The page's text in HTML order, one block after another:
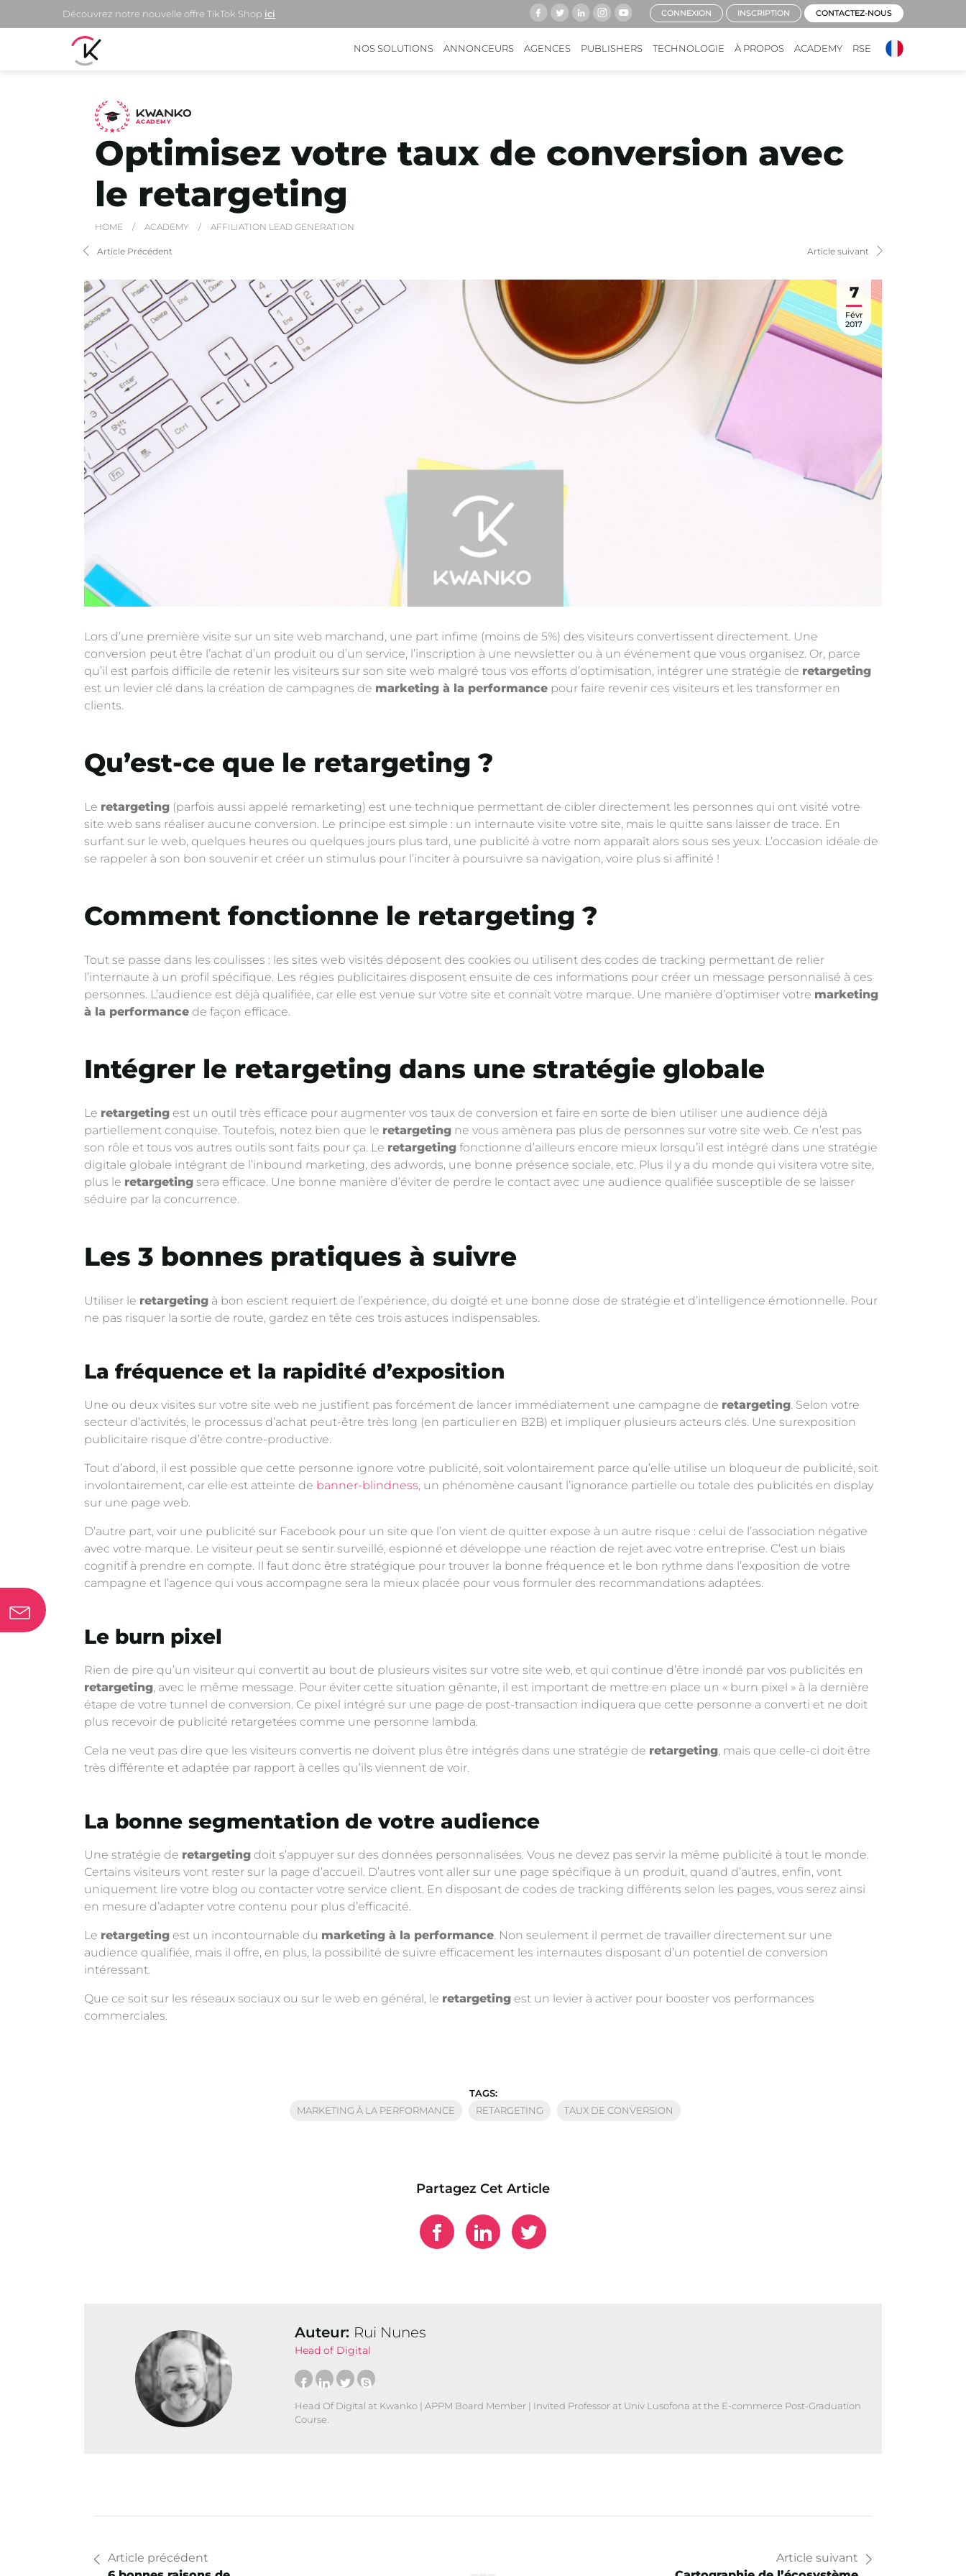
NOS SOLUTIONS ANNONCEURS AGENCES PUBLISHERS TECHNOLOGIE À PROPOS ACADEMY RSE
Découvrez notre nouvelle offre TikTok Shop ici CONNEXION INSCRIPTION CONTACTEZ-NOUS
ACADEMY
Optimisez votre taux de conversion avec
le retargeting
HOME / ACADEMY / AFFILIATION LEAD GENERATION
Article Précédent Article suivant
7
Févr
2017
Lors d’une première visite sur un site web marchand, une part infime (moins de 5%) des visiteurs convertissent directement. Une
conversion peut être l’achat d’un produit ou d’un service, l’inscription à une newsletter ou à un événement que vous organisez. Or, parce
qu’il est parfois difficile de retenir les visiteurs sur son site web malgré tous vos efforts d’optimisation, intégrer une stratégie de retargeting
est un levier clé dans la création de campagnes de marketing à la performance pour faire revenir ces visiteurs et les transformer en
clients.
Qu’est-ce que le retargeting ?
Le retargeting (parfois aussi appelé remarketing) est une technique permettant de cibler directement les personnes qui ont visité votre
site web sans réaliser aucune conversion. Le principe est simple : un internaute visite votre site, mais le quitte sans laisser de trace. En
surfant sur le web, quelques heures ou quelques jours plus tard, une publicité à votre nom apparaît alors sous ses yeux. L’occasion idéale de
se rappeler à son bon souvenir et créer un stimulus pour l’inciter à poursuivre sa navigation, voire plus si affinité !
Comment fonctionne le retargeting ?
Tout se passe dans les coulisses : les sites web visités déposent des cookies ou utilisent des codes de tracking permettant de relier
l’internaute à un profil spécifique. Les régies publicitaires disposent ensuite de ces informations pour créer un message personnalisé à ces
personnes. L’audience est déjà qualifiée, car elle est venue sur votre site et connaît votre marque. Une manière d’optimiser votre marketing
à la performance de façon efficace.
Intégrer le retargeting dans une stratégie globale
Le retargeting est un outil très efficace pour augmenter vos taux de conversion et faire en sorte de bien utiliser une audience déjà
partiellement conquise. Toutefois, notez bien que le retargeting ne vous amènera pas plus de personnes sur votre site web. Ce n’est pas
son rôle et tous vos autres outils sont faits pour ça. Le retargeting fonctionne d’ailleurs encore mieux lorsqu’il est intégré dans une stratégie
digitale globale intégrant de l’inbound marketing, des adwords, une bonne présence sociale, etc. Plus il y a du monde qui visitera votre site,
plus le retargeting sera efficace. Une bonne manière d’éviter de perdre le contact avec une audience qualifiée susceptible de se laisser
séduire par la concurrence.
Les 3 bonnes pratiques à suivre
Utiliser le retargeting à bon escient requiert de l’expérience, du doigté et une bonne dose de stratégie et d’intelligence émotionnelle. Pour
ne pas risquer la sortie de route, gardez en tête ces trois astuces indispensables.
La fréquence et la rapidité d’exposition
Une ou deux visites sur votre site web ne justifient pas forcément de lancer immédiatement une campagne de retargeting. Selon votre
secteur d’activités, le processus d’achat peut-être très long (en particulier en B2B) et impliquer plusieurs acteurs clés. Une surexposition
publicitaire risque d’être contre-productive.
Tout d’abord, il est possible que cette personne ignore votre publicité, soit volontairement parce qu’elle utilise un bloqueur de publicité, soit
involontairement, car elle est atteinte de banner-blindness, un phénomène causant l’ignorance partielle ou totale des publicités en display
sur une page web.
D’autre part, voir une publicité sur Facebook pour un site que l’on vient de quitter expose à un autre risque : celui de l’association négative
avec votre marque. Le visiteur peut se sentir surveillé, espionné et développe une réaction de rejet avec votre entreprise. C’est un biais
cognitif à prendre en compte. Il faut donc être stratégique pour trouver la bonne fréquence et le bon rythme dans l’exposition de votre
campagne et l’agence qui vous accompagne sera la mieux placée pour vous formuler des recommandations adaptées.
Le burn pixel
Rien de pire qu’un visiteur qui convertit au bout de plusieurs visites sur votre site web, et qui continue d’être inondé par vos publicités en
retargeting, avec le même message. Pour éviter cette situation gênante, il est important de mettre en place un « burn pixel » à la dernière
étape de votre tunnel de conversion. Ce pixel intégré sur une page de post-transaction indiquera que cette personne a converti et ne doit
plus recevoir de publicité retargetées comme une personne lambda.
Cela ne veut pas dire que les visiteurs convertis ne doivent plus être intégrés dans une stratégie de retargeting, mais que celle-ci doit être
très différente et adaptée par rapport à celles qu’ils viennent de voir.
La bonne segmentation de votre audience
Une stratégie de retargeting doit s’appuyer sur des données personnalisées. Vous ne devez pas servir la même publicité à tout le monde.
Certains visiteurs vont rester sur la page d’accueil. D’autres vont aller sur une page spécifique à un produit, quand d’autres, enfin, vont
uniquement lire votre blog ou contacter votre service client. En disposant de codes de tracking différents selon les pages, vous serez ainsi
en mesure d’adapter votre contenu pour plus d’efficacité.
Le retargeting est un incontournable du marketing à la performance. Non seulement il permet de travailler directement sur une
audience qualifiée, mais il offre, en plus, la possibilité de suivre efficacement les internautes disposant d’un potentiel de conversion
intéressant.
Que ce soit sur les réseaux sociaux ou sur le web en général, le retargeting est un levier à activer pour booster vos performances
commerciales.
TAGS:
MARKETING À LA PERFORMANCE
RETARGETING TAUX DE CONVERSION
Partagez Cet Article
Auteur: Rui Nunes
Head of Digital
Head Of Digital at Kwanko | APPM Board Member | Invited Professor at Univ Lusofona at the E-commerce Post-Graduation
Course.
Article précédent
Article suivant